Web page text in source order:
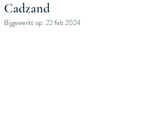
Cadzand
Bijgewerkt op: 22 feb 2024